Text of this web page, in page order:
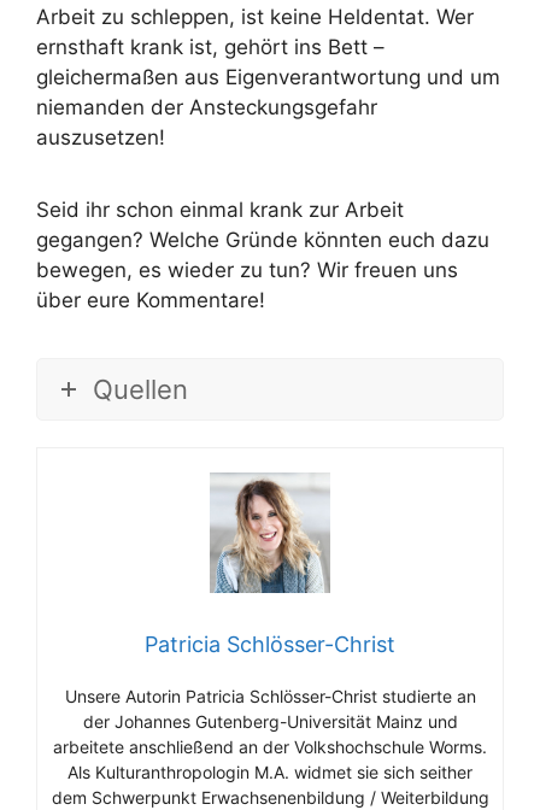
Arbeit zu schleppen, ist keine Heldentat. Wer
ernsthaft krank ist, gehört ins Bett –
gleichermaßen aus Eigenverantwortung und um
niemanden der Ansteckungsgefahr
auszusetzen!
Seid ihr schon einmal krank zur Arbeit
gegangen? Welche Gründe könnten euch dazu
bewegen, es wieder zu tun? Wir freuen uns
über eure Kommentare!
Quellen
Patricia Schlösser-Christ
Unsere Autorin Patricia Schlösser-Christ studierte an
der Johannes Gutenberg-Universität Mainz und
arbeitete anschließend an der Volkshochschule Worms.
Als Kulturanthropologin M.A. widmet sie sich seither
dem Schwerpunkt Erwachsenenbildung / Weiterbildung